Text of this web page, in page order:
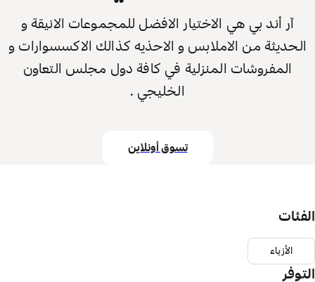
آر أند بي هي الاختيار الافضل للمجموعات الانيقة و
الحديثة من الاملابس و الاحذيه كذالك الاكسسوارات و
المفروشات المنزلية في كافة دول مجلس التعاون
الخليجي .
تسوق أونلاين
الفئات
الأزياء
التوفر